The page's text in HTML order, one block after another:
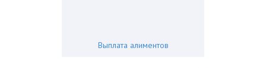
Выплата алиментов